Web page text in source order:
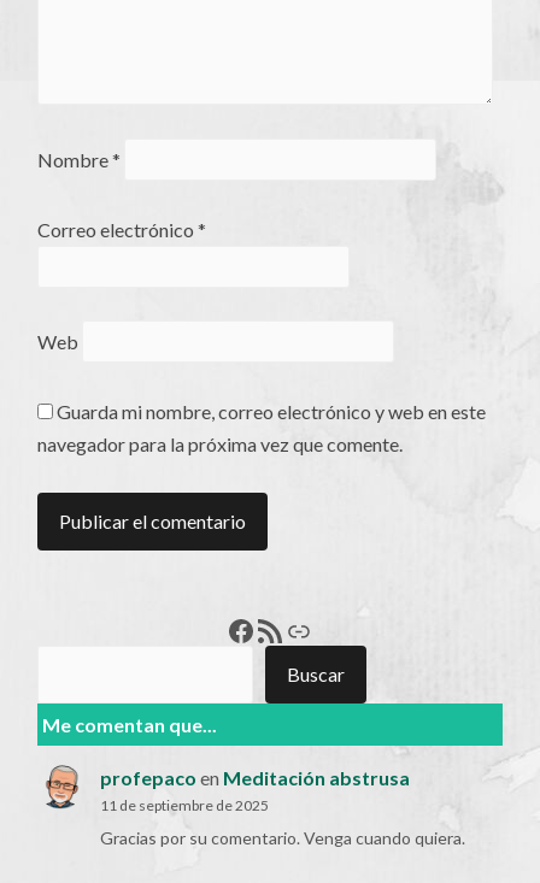
Nombre*
Correo electrónico*
Web
Guarda mi nombre, correo electrónico y web en este
navegador para la próxima vez que comente.
Francisco Pérez
Feed RSSEnlace
Buscar
Me comentan que...
profepaco en Meditación abstrusa
11 de septiembre de 2025
Gracias por su comentario. Venga cuando quiera.